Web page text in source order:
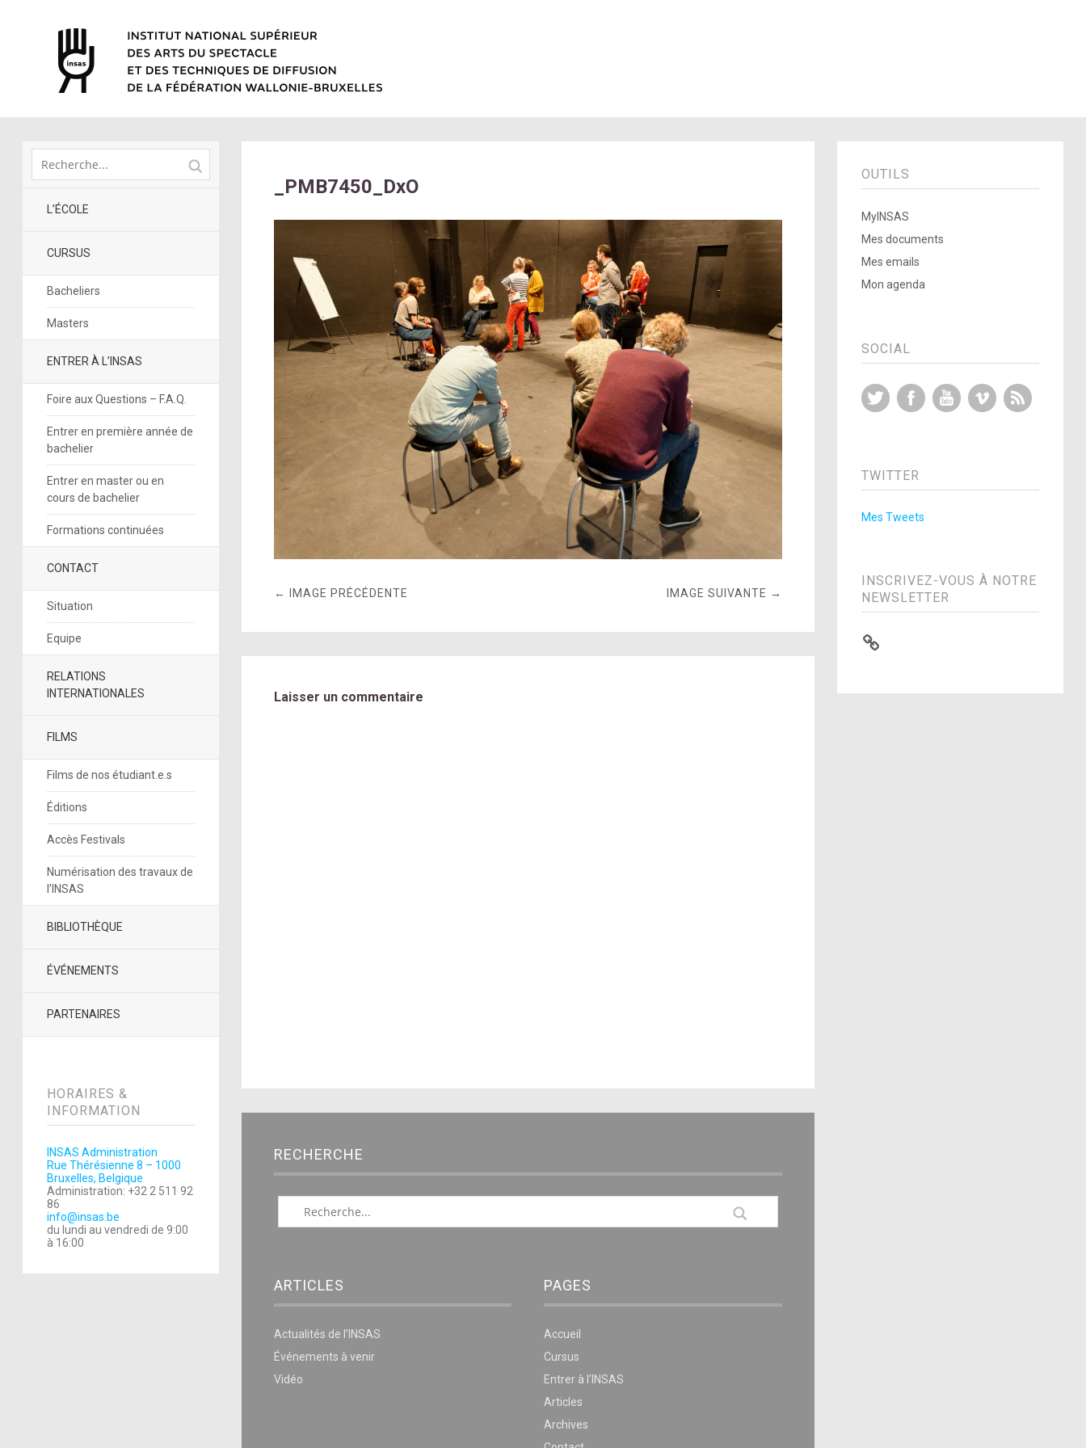
L’ÉCOLE
CURSUS
Bacheliers
Masters
ENTRER À L’INSAS
Foire aux Questions – F.A.Q.
Entrer en première année de
bachelier
Entrer en master ou en
cours de bachelier
Formations continuées
CONTACT
Situation
Equipe
RELATIONS
INTERNATIONALES
FILMS
Films de nos étudiant.e.s
Éditions
Accès Festivals
Numérisation des travaux de
l’INSAS
BIBLIOTHÈQUE
ÉVÉNEMENTS
PARTENAIRES
HORAIRES &
INFORMATION
INSAS Administration
Rue Thérésienne 8 – 1000
Bruxelles, Belgique
Administration: +32 2 511 92
86
info@insas.be
du lundi au vendredi de 9:00
à 16:00
_PMB7450_DxO
← IMAGE PRÉCÉDENTE IMAGE SUIVANTE →
Laisser un commentaire
RECHERCHE
ARTICLES
Actualités de l’INSAS
Événements à venir
Vidéo
PAGES
Accueil
Cursus
Entrer à l’INSAS
Articles
Archives
OUTILS
MyINSAS
Mes documents
Mes emails
Mon agenda
SOCIAL
Twitter FacebookYouTubeVimeo
TWITTER
Mes Tweets
INSCRIVEZ-VOUS À NOTRE
NEWSLETTER